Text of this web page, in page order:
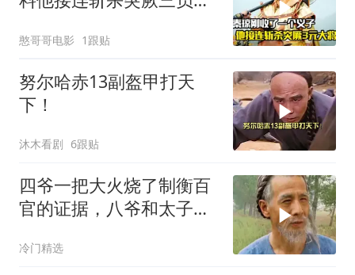
憨哥哥电影 1跟贴
努尔哈赤13副盔甲打天
下！
沐木看剧 6跟贴
四爷一把大火烧了制衡百
官的证据，八爷和太子有
冷门精选